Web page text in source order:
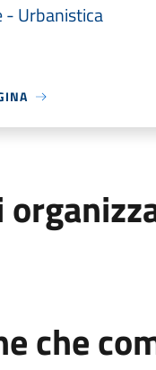
- Urbanistica
che